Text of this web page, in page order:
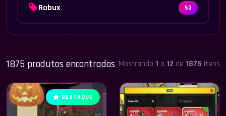
Robux 53
1875 produtos encontrados Mostrando 1 a 12 de 1875 itens
DESTAQUE